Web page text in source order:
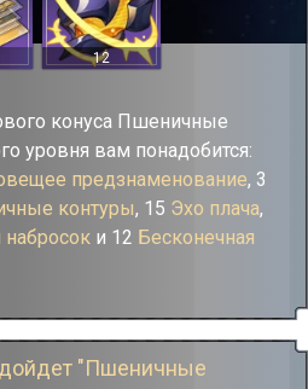
12
конуса Пшеничные
уровня вам понадобится:
предзнаменование, 3
контуры, 15 Эхо плача,
и 12 Бесконечная
"Пшеничные